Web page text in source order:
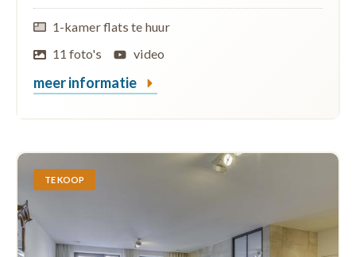
1-kamer flats te huur
11 foto's
video
meer informatie
TE KOOP